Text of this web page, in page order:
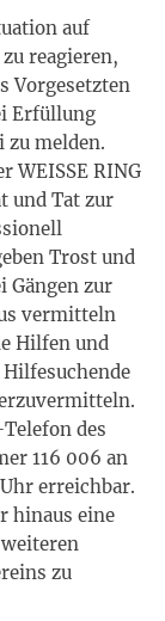
auf
reagieren,
Vorgesetzten
Erfüllung
zu melden.
WEISSE RING
und Tat zur
Trost und
Gängen zur
vermitteln
Hilfen und
des
116 006 an
erreichbar.
hinaus eine
zu